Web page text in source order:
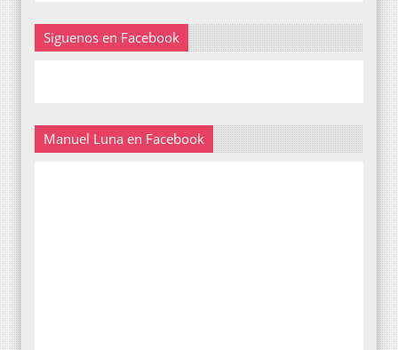
Siguenos en Facebook
Manuel Luna en Facebook